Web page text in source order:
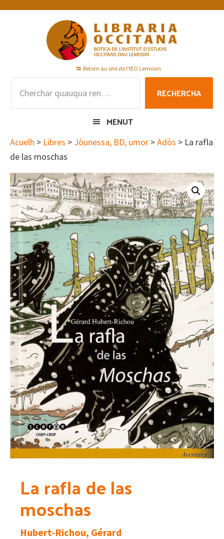
Skip
Skip
Skip
Retorn au site de l'IEO Lemosin
RECHERCHA
MENUT
Acuelh > Libres > Jòunessa, BD, umor >Adòs > La rafla
de las moschas
La rafla de las
moschas
Hubert-Richou, Gérard